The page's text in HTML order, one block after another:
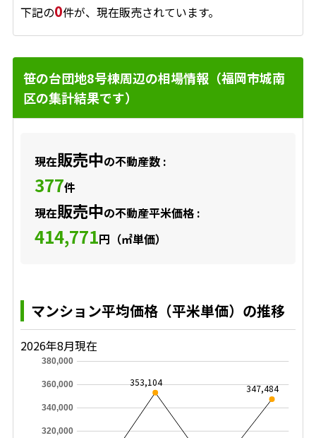
下記の0件が、現在販売されています。
笹の台団地8号棟周辺の相場情報（福岡市城南
区の集計結果です）
現在販売中の不動産数 :
377件
現在販売中の不動産平米価格 :
414,771円（㎡単価）
マンション平均価格（平米単価）の推移
2026年8月現在
320,000
340,000
360,000
380,000
353,104
347,484